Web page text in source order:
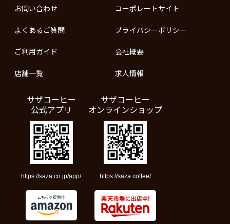
お問い合わせ
よくあるご質問
ご利用ガイド
店舗一覧
コーポレートサイト
プライバシーポリシー
会社概要
求人情報
サザコーヒー
公式アプリ
https://saza.co.jp/app/
サザコーヒー
オンラインショップ
https://saza.coffee/